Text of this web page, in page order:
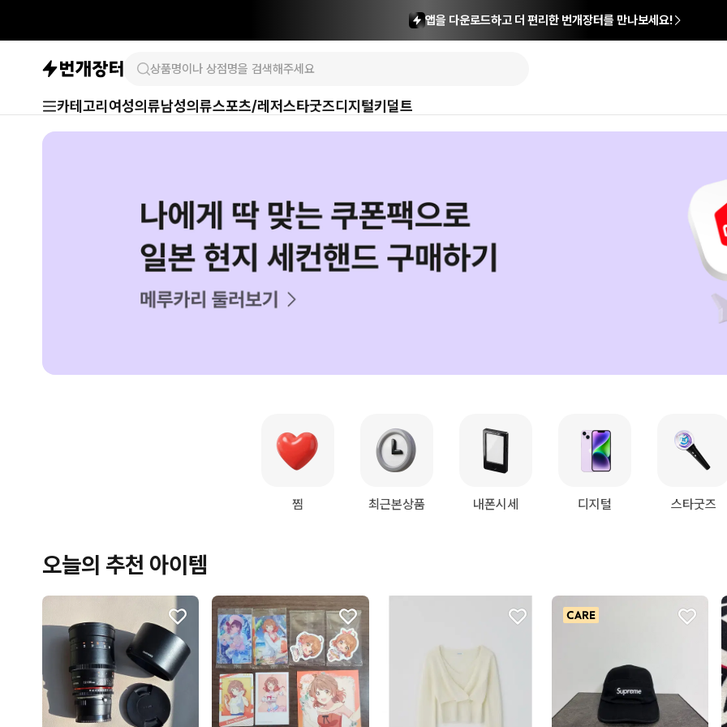
앱을 다운로드하고 더 편리한 번개장터를 만나보세요!
카테고리 여성의류남성의류스포츠/레저스타굿즈디지털키덜트
찜 최근본상품 내폰시세 디지털 스타굿즈
오늘의 추천 아이템